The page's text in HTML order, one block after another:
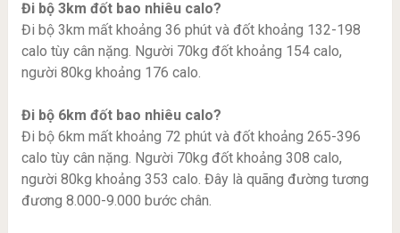
Đi bộ 3km đốt bao nhiêu calo?
Đi bộ 3km mất khoảng 36 phút và đốt khoảng 132-198
calo tùy cân nặng. Người 70kg đốt khoảng 154 calo,
người 80kg khoảng 176 calo.
Đi bộ 6km đốt bao nhiêu calo?
Đi bộ 6km mất khoảng 72 phút và đốt khoảng 265-396
calo tùy cân nặng. Người 70kg đốt khoảng 308 calo,
người 80kg khoảng 353 calo. Đây là quãng đường tương
đương 8.000-9.000 bước chân.